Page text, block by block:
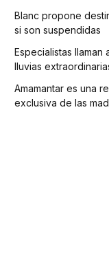
Blanc propone
si son suspendidas
Especialistas
lluvias
Amamantar es una
exclusiva de las